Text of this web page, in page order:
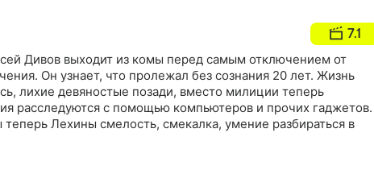
7.1
Дивов выходит из комы перед самым отключением от
Он узнает, что пролежал без сознания 20 лет. Жизнь
лихие девяностые позади, вместо милиции теперь
расследуются с помощью компьютеров и прочих гаджетов.
теперь Лехины смелость, смекалка, умение разбираться в